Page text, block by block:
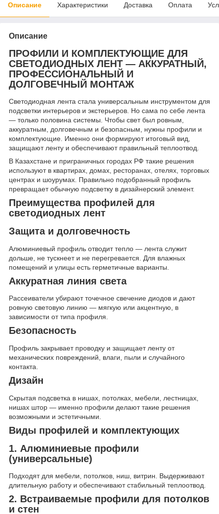
Описание Характеристики Доставка Оплата
Описание
ПРОФИЛИ И КОМПЛЕКТУЮЩИЕ ДЛЯ
СВЕТОДИОДНЫХ ЛЕНТ — АККУРАТНЫЙ,
ПРОФЕССИОНАЛЬНЫЙ И
ДОЛГОВЕЧНЫЙ МОНТАЖ
Светодиодная лента стала универсальным инструментом для
подсветки интерьеров и экстерьеров. Но сама по себе лента
— только половина системы. Чтобы свет был ровным,
аккуратным, долговечным и безопасным, нужны профили и
комплектующие. Именно они формируют итоговый вид,
защищают ленту и обеспечивают правильный теплоотвод.
В Казахстане и приграничных городах РФ такие решения
используют в квартирах, домах, ресторанах, отелях, торговых
центрах и шоурумах. Правильно подобранный профиль
превращает обычную подсветку в дизайнерский элемент.
Преимущества профилей для
светодиодных лент
Защита и долговечность
Алюминиевый профиль отводит тепло — лента служит
дольше, не тускнеет и не перегревается. Для влажных
помещений и улицы есть герметичные варианты.
Аккуратная линия света
Рассеиватели убирают точечное свечение диодов и дают
ровную световую линию — мягкую или акцентную, в
зависимости от типа профиля.
Безопасность
Профиль закрывает проводку и защищает ленту от
механических повреждений, влаги, пыли и случайного
контакта.
Дизайн
Скрытая подсветка в нишах, потолках, мебели, лестницах,
нишах штор — именно профили делают такие решения
возможными и эстетичными.
Виды профилей и комплектующих
1. Алюминиевые профили
(универсальные)
Подходят для мебели, потолков, ниш, витрин. Выдерживают
длительную работу и обеспечивают стабильный теплоотвод.
2. Встраиваемые профили для потолков
и стен